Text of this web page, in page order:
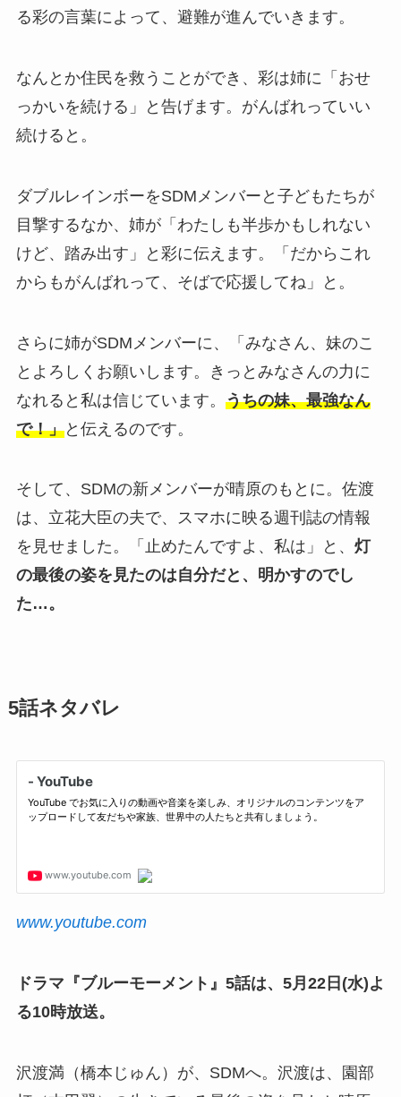
る彩の言葉によって、避難が進んでいきます。
なんとか住民を救うことができ、彩は姉に「おせ
っかいを続ける」と告げます。がんばれっていい
続けると。
ダブルレインボーをSDMメンバーと子どもたちが
目撃するなか、姉が「わたしも半歩かもしれない
けど、踏み出す」と彩に伝えます。「だからこれ
からもがんばれって、そばで応援してね」と。
さらに姉がSDMメンバーに、「みなさん、妹のこ
とよろしくお願いします。きっとみなさんの力に
なれると私は信じています。 うちの妹、最強なん
で！」と伝えるのです。
そして、SDMの新メンバーが晴原のもとに。佐渡
は、立花大臣の夫で、スマホに映る週刊誌の情報
を見せました。「止めたんですよ、私は」と、 灯
の最後の姿を見たのは自分だと、明かすのでし
た…。
5話ネタバレ
www.youtube.com
ドラマ『ブルーモーメント』5話は、5月22日(水)よ
る10時放送。
沢渡満（橋本じゅん）が、SDMへ。沢渡は、園部